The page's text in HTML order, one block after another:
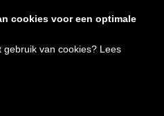
cookies voor een optimale
van cookies? Lees